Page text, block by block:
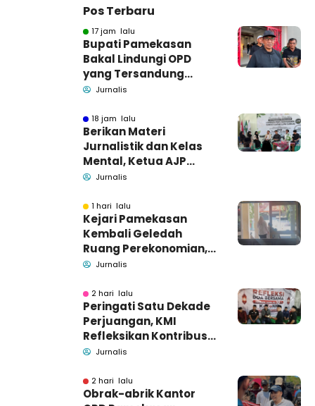
Pos Terbaru
17 jam lalu
Bupati Pamekasan
Bakal Lindungi OPD
yang Tersandung
Dugaan Korupsi
Jurnalis
18 jam lalu
Berikan Materi
Jurnalistik dan Kelas
Mental, Ketua AJP
Bakar Semangat LPM
Jurnalis
1 hari lalu
Kejari Pamekasan
Kembali Geledah
Ruang Perekonomian,
Pidsus: Tunggu Saja!
Jurnalis
2 hari lalu
Peringati Satu Dekade
Perjuangan, KMI
Refleksikan Kontribusi
untuk Masyarakat
Jurnalis
2 hari lalu
Obrak-abrik Kantor